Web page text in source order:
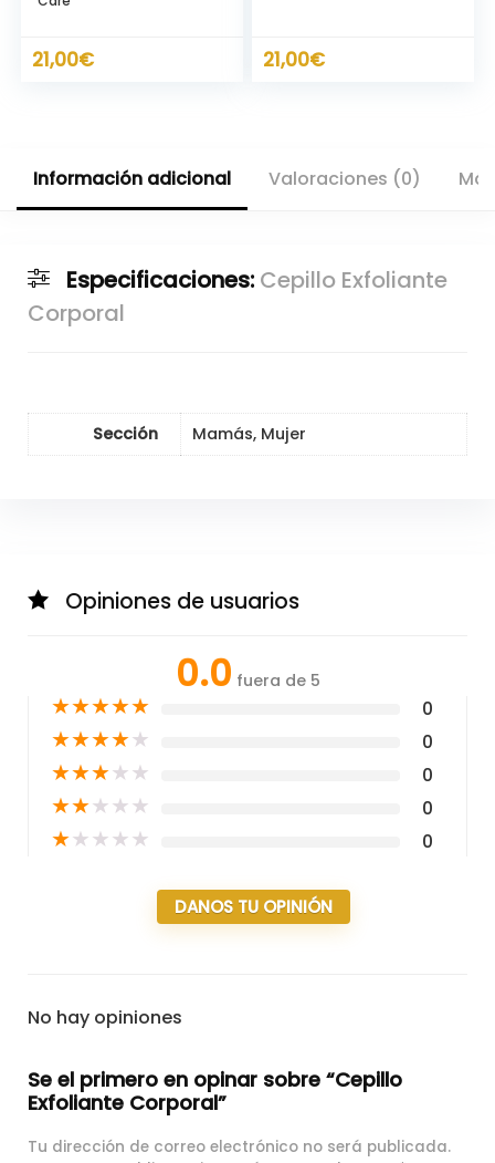
21,00€ 21,00€
Información adicional Valoraciones (0)
Especificaciones: Cepillo Exfoliante
Corporal
Sección Mamás, Mujer
Opiniones de usuarios
0.0 fuera de 5
★★★★★ 0
★★★★★ 0
★★★★★ 0
★★★★★ 0
★★★★★ 0
DANOS TU OPINIÓN
No hay opiniones
Se el primero en opinar sobre “Cepillo
Exfoliante Corporal”
Tu dirección de correo electrónico no será publicada.